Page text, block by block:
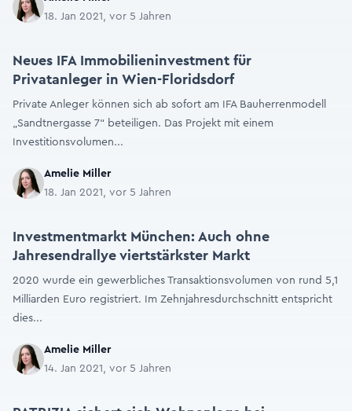
18. Jan 2021, vor 5 Jahren
Neues IFA Immobilieninvestment für
Privatanleger in Wien-Floridsdorf
Private Anleger können sich ab sofort am IFA Bauherrenmodell
„Sandtnergasse 7“ beteiligen. Das Projekt mit einem
Investitionsvolumen...
Amelie Miller
18. Jan 2021, vor 5 Jahren
Investmentmarkt München: Auch ohne
Jahresendrallye viertstärkster Markt
2020 wurde ein gewerbliches Transaktionsvolumen von rund 5,1
Milliarden Euro registriert. Im Zehnjahresdurchschnitt entspricht
dies...
Amelie Miller
14. Jan 2021, vor 5 Jahren